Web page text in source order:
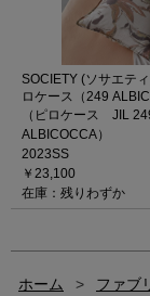
SOCIETY (ソサエテ
ロケース（249
（ピロケース JIL
ALBICOCCA）
2023SS
￥23,100
在庫：残りわずか
ホーム > ファブ